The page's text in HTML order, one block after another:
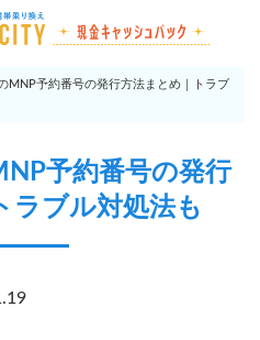
MNP予約番号の発行方法まとめ｜トラブ
予約番号の発行
ラブル対処法も